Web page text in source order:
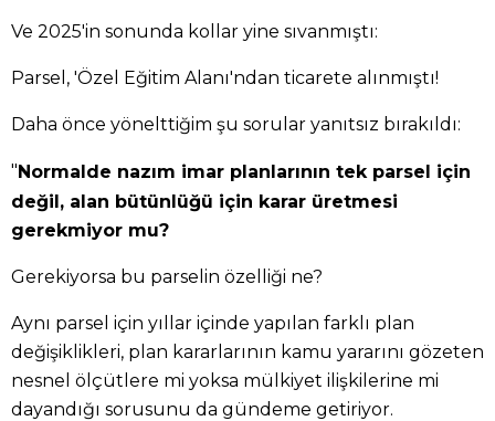
Ve 2025'in sonunda kollar yine sıvanmıştı:
Parsel, 'Özel Eğitim Alanı'ndan ticarete alınmıştı!
Daha önce yönelttiğim şu sorular yanıtsız bırakıldı:
"Normalde nazım imar planlarının tek parsel için
değil, alan bütünlüğü için karar üretmesi
gerekmiyor mu?
Gerekiyorsa bu parselin özelliği ne?
Aynı parsel için yıllar içinde yapılan farklı plan
değişiklikleri, plan kararlarının kamu yararını gözeten
nesnel ölçütlere mi yoksa mülkiyet ilişkilerine mi
dayandığı sorusunu da gündeme getiriyor.